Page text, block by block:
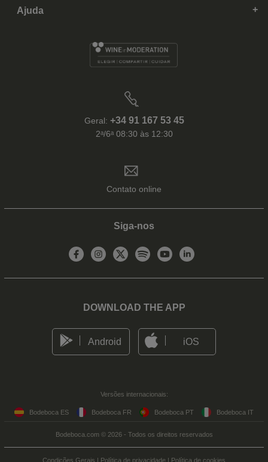
Ajuda
Geral: +34 91 167 53 45
2ᵃ/6ᵃ 08:30 às 12:30
Contato online
Siga-nos
DOWNLOAD THE APP
Android iOS
Versões internacionais:
Bodeboca ES Bodeboca FR Bodeboca PT Bodeboca IT
Bodeboca.com © 2026 - Todos os direitos reservados
Condições Gerais | Política de privacidade | Política de cookies